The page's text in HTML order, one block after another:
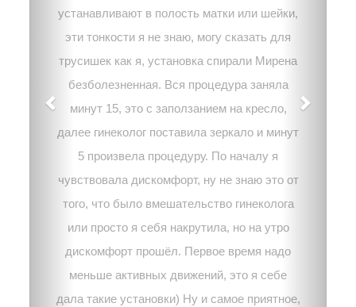
устанавливают в полость матки или шейки,
эти тонкости я не знаю, могу сказать для
трусишек как я, установка спирали Мирена
безболезненная. Вся процедура заняла
минут 15, это с заползанием на кресло,
далее гинеколог поставила зеркало и минут
5 произвела процедуру. По началу я
чувствовала дискомфорт, ну не знаю это от
того, что было вмешательство гинеколога
или просто я себя накрутила, но на утро
дискомфорт прошёл. Первое время надо
меньше активных движений, это я себе
дала такие установки) Ну и самое приятное,